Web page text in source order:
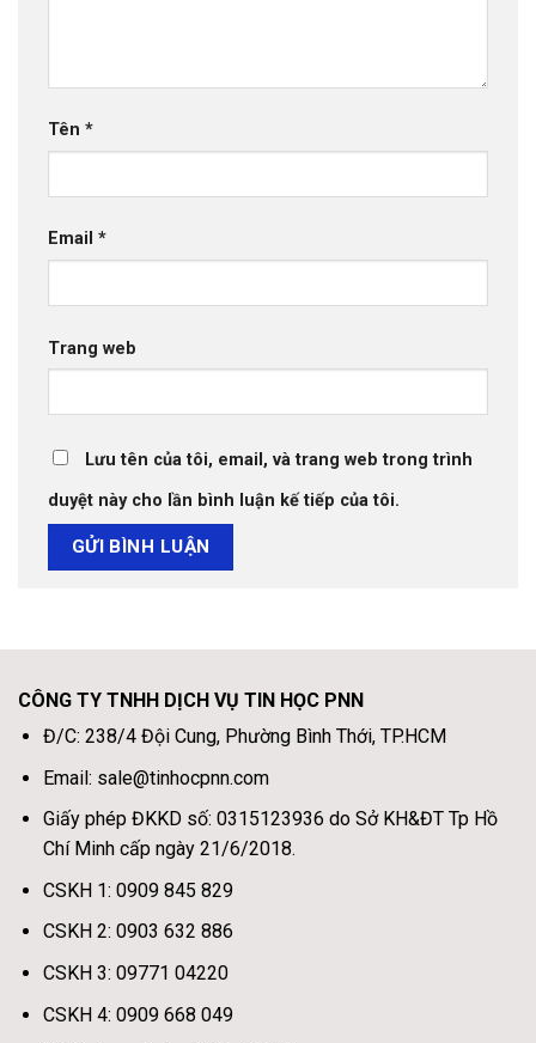
Tên *
Email *
Trang web
Lưu tên của tôi, email, và trang web trong trình
duyệt này cho lần bình luận kế tiếp của tôi.
CÔNG TY TNHH DỊCH VỤ TIN HỌC PNN
Đ/C: 238/4 Đội Cung, Phường Bình Thới, TP.HCM
Email: sale@tinhocpnn.com
Giấy phép ĐKKD số: 0315123936 do Sở KH&ĐT Tp Hồ
Chí Minh cấp ngày 21/6/2018.
CSKH 1: 0909 845 829
CSKH 2: 0903 632 886
CSKH 3: 09771 04220
CSKH 4: 0909 668 049